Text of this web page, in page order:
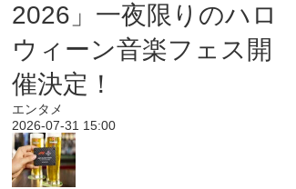
2026」一夜限りのハロ
ウィーン音楽フェス開
催決定！
エンタメ
2026-07-31 15:00